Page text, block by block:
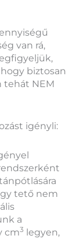
van rá,
biztosan
tehát NEM
igényli:
tető nem
a
cm3 legyen,